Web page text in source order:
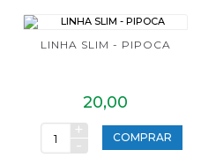
LINHA SLIM - PIPOCA
20,00
+
-
COMPRAR